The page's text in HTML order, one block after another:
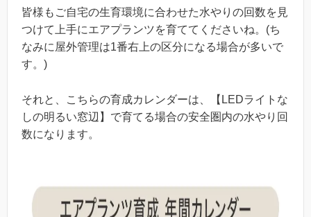
皆様もご自宅の生育環境に合わせた水やりの回数を見
つけて上手にエアプランツを育ててくださいね。(ち
なみに屋外管理は1番右上の区分になる場合が多いで
す。)
それと、こちらの育成カレンダーは、【LEDライトな
しの明るい窓辺】で育てる場合の安全圏内の水やり回
数になります。